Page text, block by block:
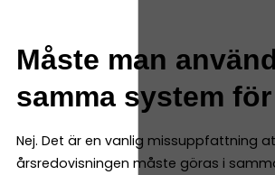
Måste man
samma system
Nej. Det är en vanlig missuppfattning
årsredovisningen måste göras i